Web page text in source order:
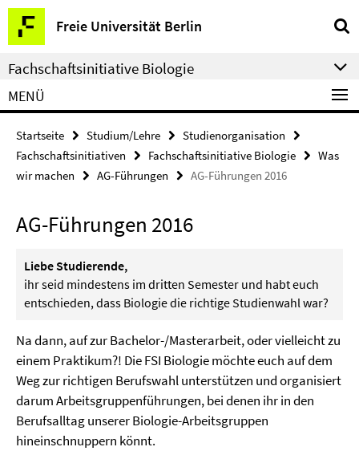
Springe
direkt
zu
Inhalt
Freie Universität Berlin
Service-
Navigation
Fachschaftsinitiative Biologie
MENÜ
Startseite Studium/Lehre
Studienorganisation
Fachschaftsinitiativen
Fachschaftsinitiative Biologie
Was
wir machen
AG-Führungen AG-Führungen 2016
AG-Führungen 2016
Liebe Studierende,
ihr seid mindestens im dritten Semester und habt euch
entschieden, dass Biologie die richtige Studienwahl war?
Na dann, auf zur Bachelor-/Masterarbeit, oder vielleicht zu
einem Praktikum?! Die FSI Biologie möchte euch auf dem
Weg zur richtigen Berufswahl unterstützen und organisiert
darum Arbeitsgruppenführungen, bei denen ihr in den
Berufsalltag unserer Biologie-Arbeitsgruppen
hineinschnuppern könnt.